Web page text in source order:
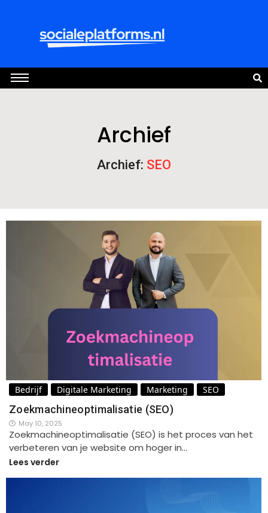
Archief
Archief: SEO
Bedrijf Digitale Marketing Marketing SEO
Zoekmachineoptimalisatie (SEO)
May 10, 2025
Zoekmachineoptimalisatie (SEO) is het proces van het
verbeteren van je website om hoger in…
Lees verder